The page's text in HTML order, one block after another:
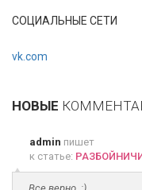
СОЦИАЛЬНЫЕ СЕТИ
vk.com
НОВЫЕ
admin пишет
к статье: